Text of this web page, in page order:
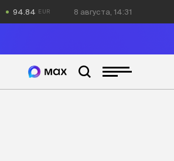
94.84 8 августа, 14:31